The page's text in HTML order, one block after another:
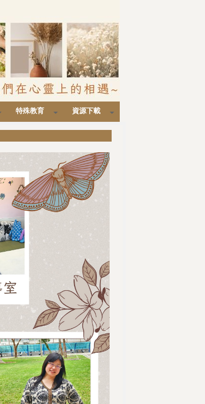
特殊教育 資源下載